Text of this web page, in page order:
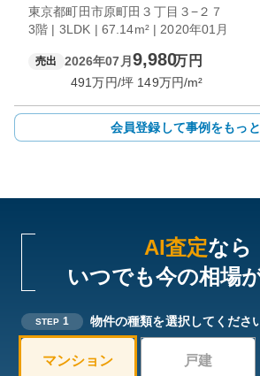
東京都町田市原町田３丁目３−２７
3階 | 3LDK | 67.14m² | 2020年01月
売出 2026年07月 9,980万円
491万円/坪 149万円/m²
会員登録して事例をもっ
AI査定なら
いつでも今の相場
STEP 1 物件の種類を選択してくださ
マンション 戸建